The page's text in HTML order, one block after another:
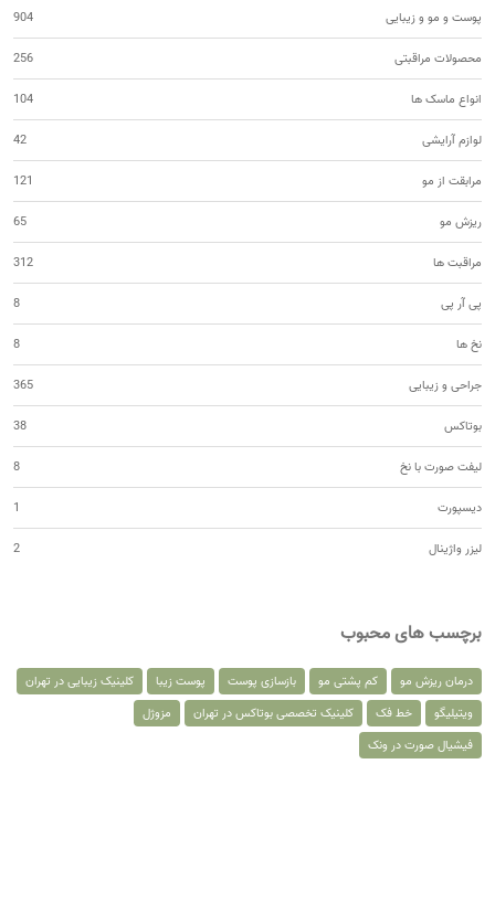
پوست و مو و زیبایی 904
محصولات مراقبتی 256
انواع ماسک ها 104
لوازم آرایشی 42
مرابقت از مو 121
ریزش مو 65
مراقبت ها 312
پی آر پی 8
نخ ها 8
جراحی و زیبایی 365
بوتاکس 38
لیفت صورت با نخ 8
دیسپورت 1
لیزر واژینال 2
برچسب های محبوب
درمان ریزش مو کم پشتی مو بازسازی پوست پوست زیبا
کلینیک زیبایی در تهران
ویتیلیگو
خط فک کلینیک تخصصی بوتاکس در تهران
مزوژل
فیشیال صورت در ونک